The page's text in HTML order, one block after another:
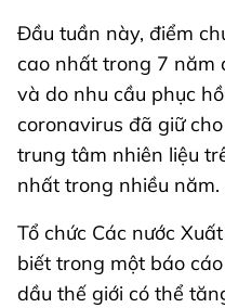
Đầu tuần này, điểm
cao nhất trong 7 năm
và do nhu cầu phục
coronavirus đã giữ
trung tâm nhiên liệu
nhất trong nhiều năm.
Tổ chức Các nước
biết trong một báo
dầu thế giới có thể